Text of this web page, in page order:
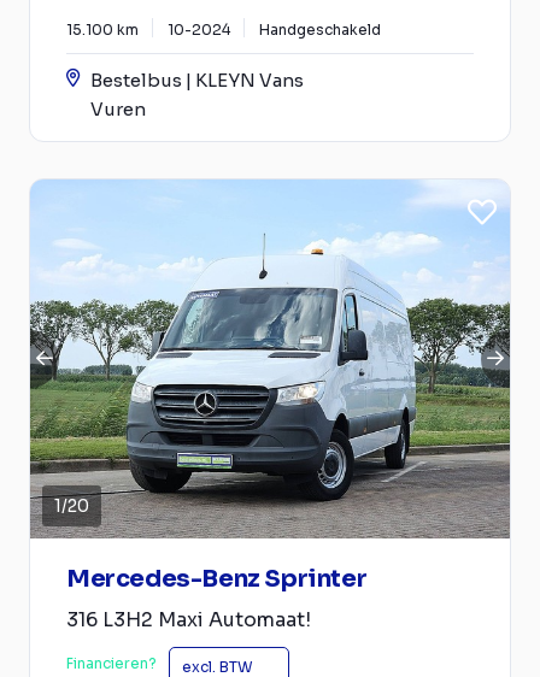
15.100 km 10-2024 Handgeschakeld
Bestelbus | KLEYN Vans
Vuren
1/20
Mercedes-Benz Sprinter
316 L3H2 Maxi Automaat!
Financieren? excl. BTW